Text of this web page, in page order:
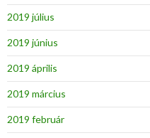
2019 július
2019 június
2019 április
2019 március
2019 február